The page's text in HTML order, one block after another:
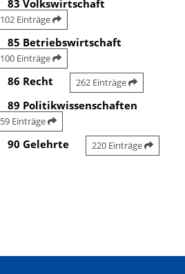
83 Volkswirtschaft
102 Einträge
85 Betriebswirtschaft
100 Einträge
86 Recht 262 Einträge
89 Politikwissenschaften
59 Einträge
90 Gelehrte 220 Einträge